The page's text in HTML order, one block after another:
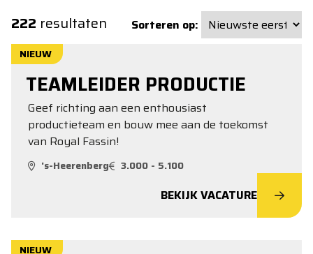
222 resultaten Sorteren op:
NIEUW
TEAMLEIDER PRODUCTIE
Geef richting aan een enthousiast
productieteam en bouw mee aan de toekomst
van Royal Fassin!
's-Heerenberg 3.000 - 5.100
BEKIJK VACATURE
NIEUW